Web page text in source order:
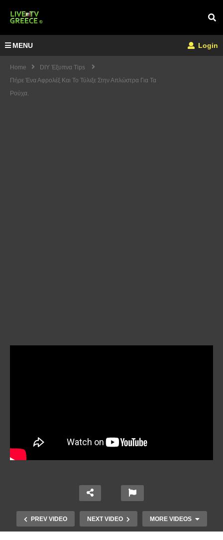
MENU Login
Home
DIY Έξυπνα Tips
Πήρε Ένα Αφρολέξ Και Το Τύλιξε Στην Απλώστρα Για Τα
Ρούχα.
PREV VIDEO NEXT VIDEO MORE VIDEOS